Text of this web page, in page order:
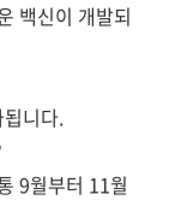
백신이 개발되
니다.
9월부터 11월